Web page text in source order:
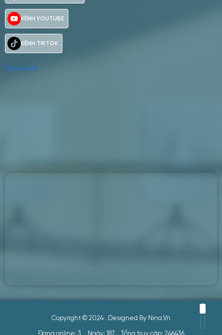
Facebook
Copyright © 2024 . Designed By Nina.vn